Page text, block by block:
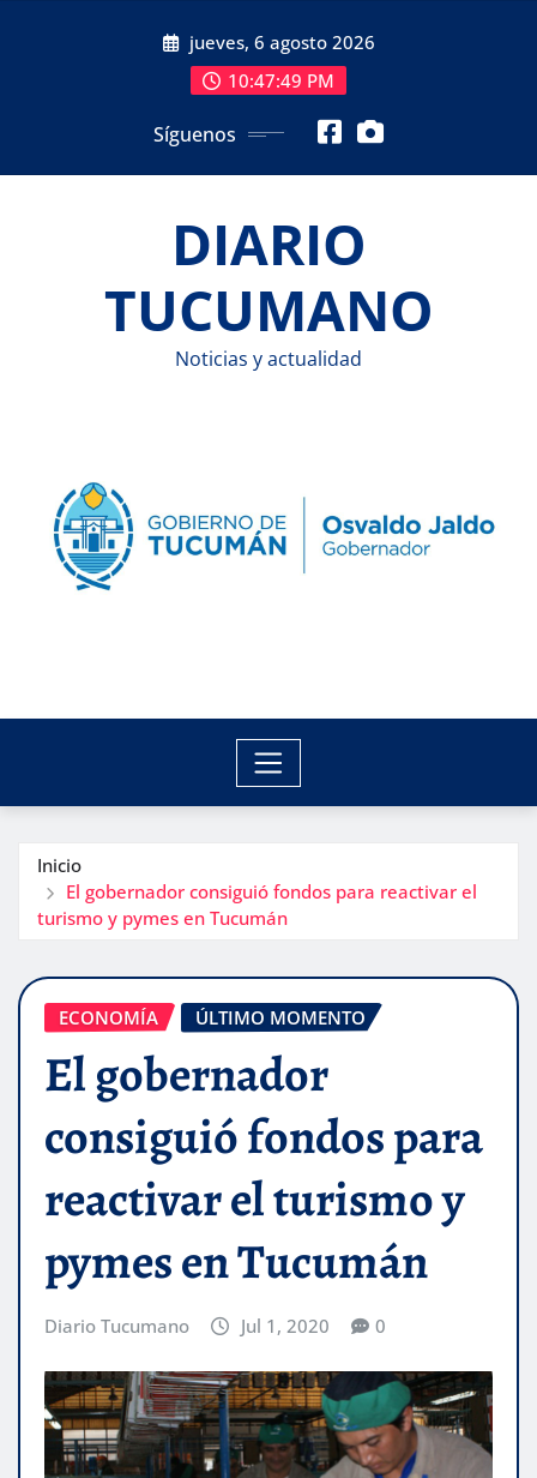
jueves, 6 agosto 2026
10:47:50 PM
Síguenos
DIARIO
TUCUMANO
Noticias y actualidad
Inicio
El gobernador consiguió fondos para reactivar el
turismo y pymes en Tucumán
ECONOMÍA ÚLTIMO MOMENTO
El gobernador
consiguió fondos para
reactivar el turismo y
pymes en Tucumán
Diario Tucumano Jul 1, 2020 0